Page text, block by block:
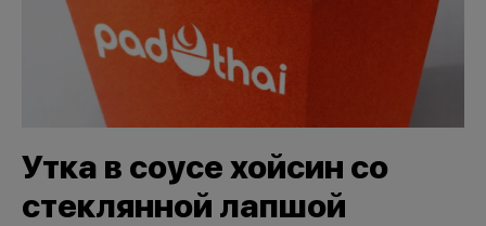
Утка в соусе хойсин со
стеклянной лапшой